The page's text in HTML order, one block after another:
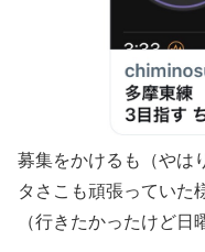
募集をかけるも（やは
タさこも頑張っていた
（行きたかったけど日